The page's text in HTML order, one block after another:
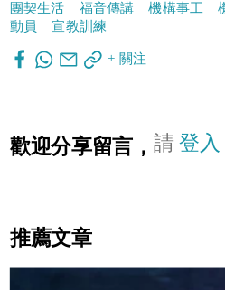
團契生活 福音傳講 機構事工
動員
宣教訓練
+ 關注
歡迎分享留言， 請登入
推薦文章